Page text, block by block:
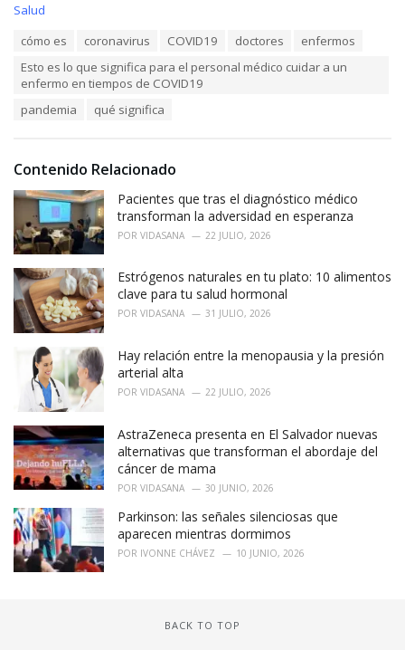
C
:
Salud
cómo es coronavirus COVID19 doctores
enfermos
Esto es lo que significa para el personal médico cuidar a un
enfermo en tiempos de COVID19
pandemia
qué significa
Contenido Relacionado
Pacientes que tras el diagnóstico médico
transforman la adversidad en esperanza
POR VIDASANA 22 JULIO, 2026
Estrógenos naturales en tu plato: 10 alimentos
clave para tu salud hormonal
POR VIDASANA 31 JULIO, 2026
Hay relación entre la menopausia y la presión
arterial alta
POR VIDASANA 22 JULIO, 2026
AstraZeneca presenta en El Salvador nuevas
alternativas que transforman el abordaje del
cáncer de mama
POR VIDASANA 30 JUNIO, 2026
Parkinson: las señales silenciosas que
aparecen mientras dormimos
POR IVONNE CHÁVEZ 10 JUNIO, 2026
BACK TO TOP